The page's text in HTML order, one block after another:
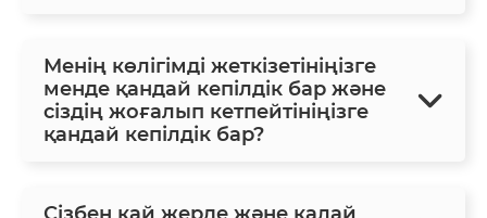
Менің көлігімді жеткізетініңізге
менде қандай кепілдік бар және
сіздің жоғалып кетпейтініңізге
қандай кепілдік бар?